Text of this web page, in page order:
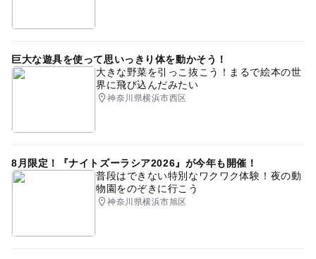
巨大な遊具を使って思いっきり体を動かそう！
大きな野菜を引っこ抜こう！まるで絵本の世
界に飛び込んだみたい
神奈川県横浜市西区
8月限定！『ナイトズーラシア2026』が今年も開催！
普段はできない特別なワクワク体験！夜の動
物園をのぞきに行こう
神奈川県横浜市旭区